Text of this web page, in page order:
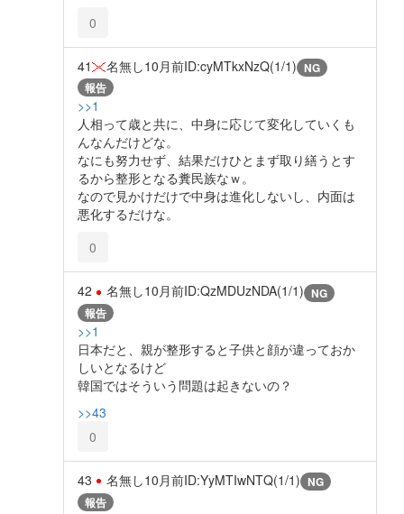
0
41 名無し10月前ID:cyMTkxNzQ(1/1) NG
報告
>>1
人相って歳と共に、中身に応じて変化していくも
んなんだけどな。
なにも努力せず、結果だけひとまず取り繕うとす
るから整形となる糞民族なｗ。
なので見かけだけで中身は進化しないし、内面は
悪化するだけな。
0
42 名無し10月前ID:QzMDUzNDA(1/1) NG
報告
>>1
日本だと、親が整形すると子供と顔が違っておか
しいとなるけど
韓国ではそういう問題は起きないの？
>>43
0
43 名無し10月前ID:YyMTIwNTQ(1/1) NG
報告